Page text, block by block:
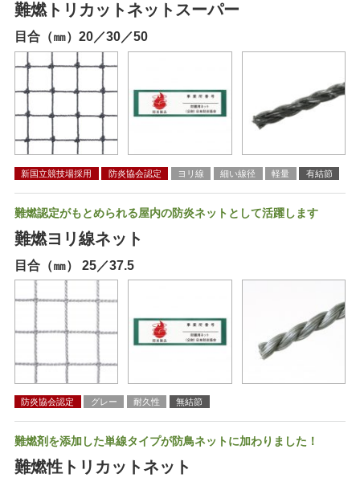
難燃トリカットネットスーパー
目合（㎜）20／30／50
新国立競技場採用 防炎協会認定 ヨリ線 細い線径 軽量 有結節
難燃認定がもとめられる屋内の防炎ネットとして活躍します
難燃ヨリ線ネット
目合（㎜） 25／37.5
防炎協会認定 グレー 耐久性 無結節
難燃剤を添加した単線タイプが防鳥ネットに加わりました！
難燃性トリカットネット